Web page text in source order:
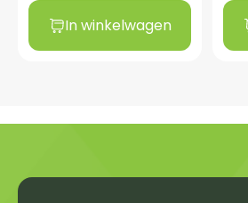
In winkelwagen